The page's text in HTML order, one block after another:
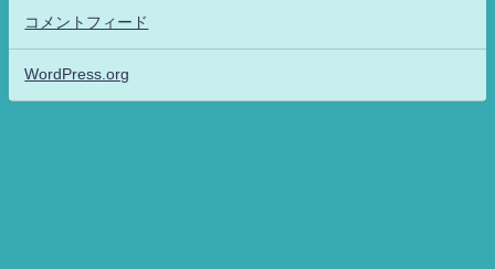
コメントフィード
WordPress.org